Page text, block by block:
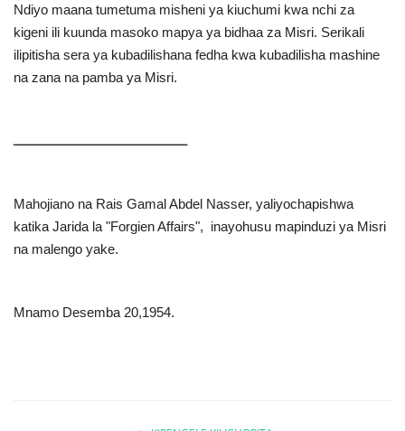
Ndiyo maana tumetuma misheni ya kiuchumi kwa nchi za
kigeni ili kuunda masoko mapya ya bidhaa za Misri. Serikali
ilipitisha sera ya kubadilishana fedha kwa kubadilisha mashine
na zana na pamba ya Misri.
ــــــــــــــــــــــــــــــــــــــــــــــــ
Mahojiano na Rais Gamal Abdel Nasser, yaliyochapishwa
katika Jarida la "Forgien Affairs", inayohusu mapinduzi ya Misri
na malengo yake.
Mnamo Desemba 20,1954.